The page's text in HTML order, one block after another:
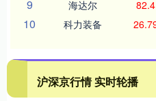
9 海达尔 82.4
10 科力装备
沪深京行情 实时轮播